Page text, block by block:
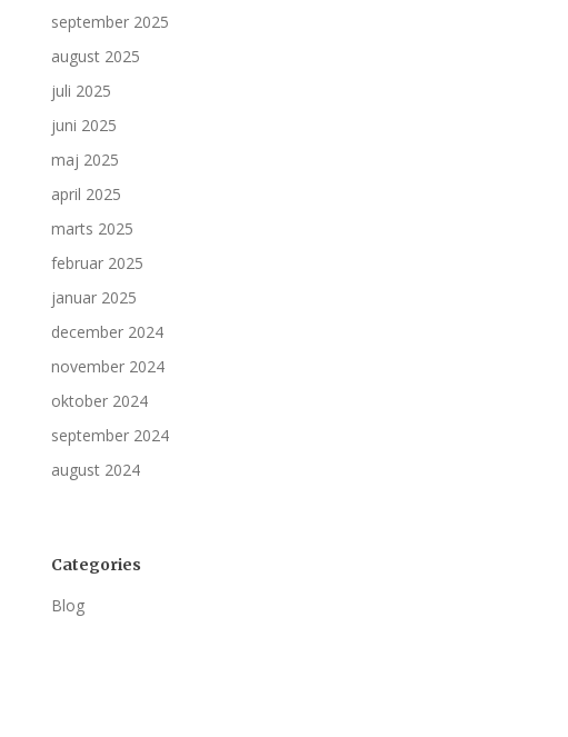
september 2025
august 2025
juli 2025
juni 2025
maj 2025
april 2025
marts 2025
februar 2025
januar 2025
december 2024
november 2024
oktober 2024
september 2024
august 2024
Categories
Blog